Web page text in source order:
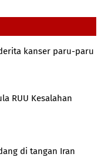
kanser paru-paru
RUU Kesalahan
di tangan Iran